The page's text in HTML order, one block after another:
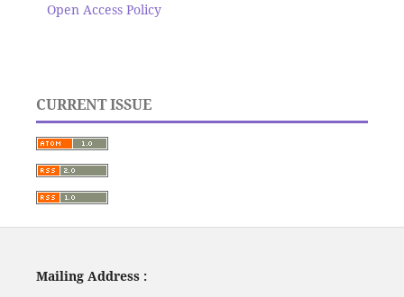
Open Access Policy
CURRENT ISSUE
Mailing Address :